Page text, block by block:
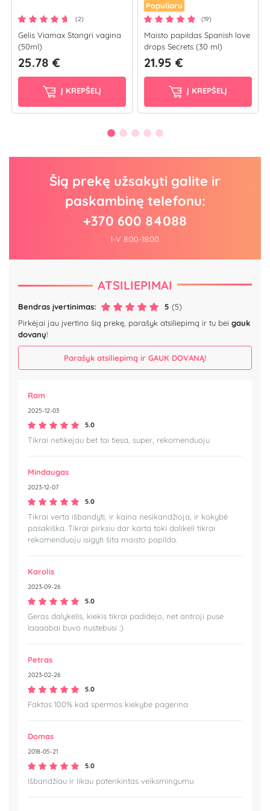
(2)
Gelis Viamax Stangri vagina
(50ml)
25.78 €
Į KREPŠELĮ
Populiaru
(19)
Maisto papildas Spanish love
drops Secrets (30 ml)
21.95 €
Į KREPŠELĮ
Šią prekę užsakyti galite ir
paskambinę telefonu:
+370 600 84088
I-V 8:00-18:00
ATSILIEPIMAI
Bendras įvertinimas: 5 (5)
Pirkėjai jau įvertino šią prekę, parašyk atsiliepimą ir tu bei gauk
dovanų!
Parašyk atsiliepimą ir GAUK DOVANĄ!
Ram
2025-12-03
5.0
Tikrai netikejau bet tai tiesa, super, rekomenduoju
Mindaugas
2023-12-07
5.0
Tikrai verta išbandyti, ir kaina nesikandžioja, ir kokybė
pasakiška. Tikrai pirksiu dar karta toki dalikeli tikrai
rekomenduoju isigyti šita maisto papilda.
Karolis
2023-09-26
5.0
Geras dalykelis, kiekis tikrai padidejo, net antroji puse
laaaabai buvo nustebusi :)
Petras
2023-02-26
5.0
Faktas 100% kad spermos kiekybe pagerina
Domas
2018-05-21
5.0
Išbandžiau ir likau patenkintas veiksmingumu.